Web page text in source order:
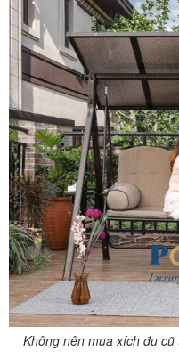
Không nên mua xích đu